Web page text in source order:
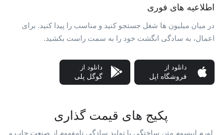
اطلاعیه های فوری
در میان میلیون ها شغل جستجو کنید و مناسب را پیدا کنید. برای
اعمال، به سادگی انگشت خود را به سمت راست بکشید.
دانلود از
فروشگاه اپل
دانلود از
گوگل پلی
پکیج های قیمت گذاری
لورم ایپسوم متن ساختگی با تولید سادگی نامفهوم از صنعت چاپ و